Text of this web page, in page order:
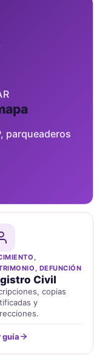
parqueaderos
DEFUNCIÓN
Civil
copias
y
guía